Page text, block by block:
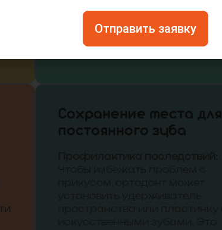
Сохранение места для
постоянного зуба
Отправить заявку